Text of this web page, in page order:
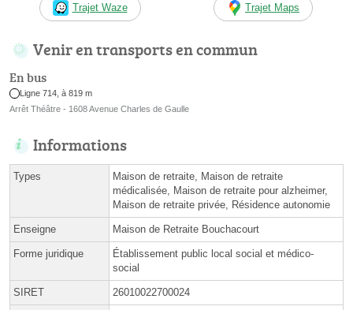
Trajet Waze Trajet Maps
Venir en transports en commun
En bus
Ligne 714, à 819 m
Arrêt Théâtre - 1608 Avenue Charles de Gaulle
Informations
Types
Maison de retraite, Maison de retraite
médicalisée, Maison de retraite pour alzheimer,
Maison de retraite privée, Résidence autonomie
Enseigne Maison de Retraite Bouchacourt
Forme juridique
Établissement public local social et médico-
social
SIRET 26010022700024